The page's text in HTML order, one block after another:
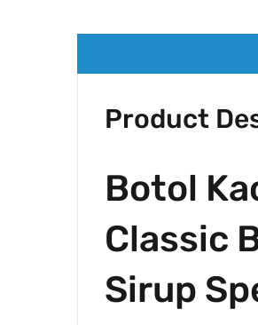
Product
Botol
Classic
Sirup